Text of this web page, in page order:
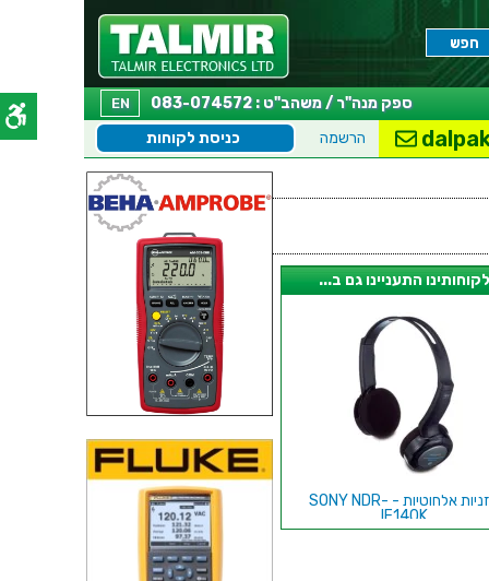
EN
ספק מנה"ר / משהב"ט : 083-074572
כניסת לקוחות
הרשמה
לקוחותינו התעניינו גם ב...
אוזניות אלחוטיות - SONY NDR-
IF140K